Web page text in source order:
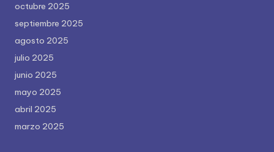
octubre 2025
septiembre 2025
agosto 2025
julio 2025
junio 2025
mayo 2025
abril 2025
marzo 2025